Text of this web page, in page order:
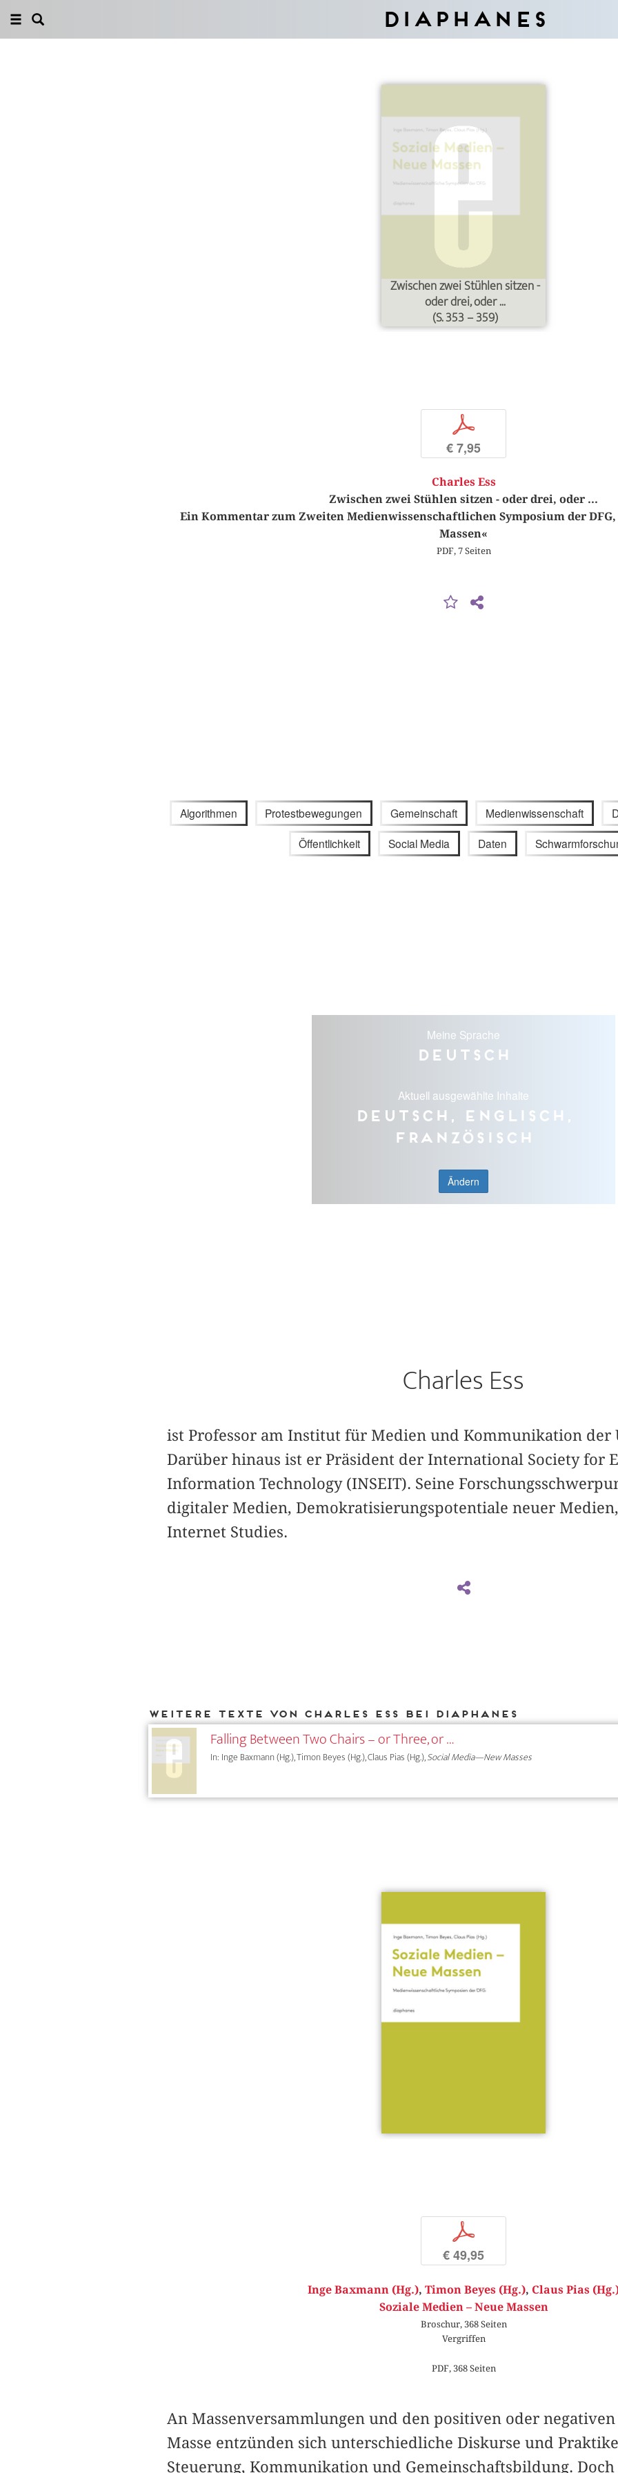
Diaphanes
Zwischen zwei Stühlen sitzen -
oder drei, oder ...
(S. 353 – 359)
p
€ 7,95
Charles Ess
Zwischen zwei Stühlen sitzen - oder drei, oder ...
Ein Kommentar zum Zweiten Medienwissenschaftlichen Symposium der DFG,
Massen«
PDF, 7 Seiten
Algorithmen Protestbewegungen Gemeinschaft Medienwissenschaft
Öffentlichkeit Social Media Daten
Meine Sprache
Deutsch
Aktuell ausgewählte Inhalte
Deutsch, Englisch,
Französisch
Ändern
Charles Ess
ist Professor am Institut für Medien und Kommunikation der
Darüber hinaus ist er Präsident der International Society for
Information Technology (INSEIT). Seine
digitaler Medien, Demokratisierungspotentiale neuer
Internet Studies.
Weitere Texte von Charles Ess bei DIAPHANES
Falling Between Two Chairs – or Three, or …
In: Inge Baxmann (Hg.), Timon Beyes (Hg.), Claus Pias (Hg.),Social Media—New Masses
p
€ 49,95
Inge Baxmann (Hg.), Timon Beyes (Hg.), Claus Pias
Soziale Medien – Neue Massen
Broschur, 368 Seiten
Vergriffen
PDF, 368 Seiten
An Massenversammlungen und den positiven oder
Masse entzünden sich unterschiedliche Diskurse und
Steuerung, Kommunikation und Gemeinschaftsbildung.